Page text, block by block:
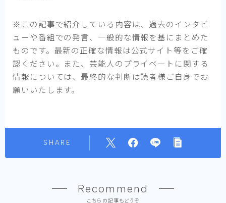
※この記事で紹介している内容は、過去のインタビ
ューや番組での発言、一般的な情報を基にまとめた
ものです。最新の正確な情報は公式サイト等をご確
認ください。また、芸能人のプライベートに関する
情報については、最終的な判断は読者様ご自身でお
願いいたします。
SHARE
Recommend
こちらの記事もどうぞ